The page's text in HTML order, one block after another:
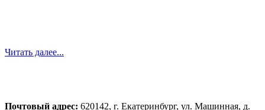
Читать далее...
Почтовый адрес: 620142, г. Екатеринбург, ул. Машинная, д.